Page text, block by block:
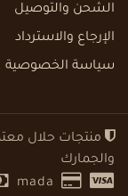
الشحن والتوصيل
الإرجاع والاسترداد
سياسة الخصوصية
منتجات حلال
والجمارك
mada